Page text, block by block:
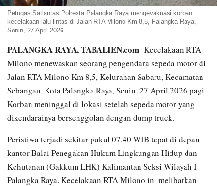
Petugas Satlantas Polresta Palangka Raya mengevakuasi korban
kecelakaan lalu lintas di Jalan RTA Milono Km 8,5, Palangka Raya,
Senin, 27 April 2026.
PALANGKA RAYA, TABALIEN.com Kecelakaan RTA
Milono menewaskan seorang pengendara sepeda motor di
Jalan RTA Milono Km 8,5, Kelurahan Sabaru, Kecamatan
Sebangau, Kota Palangka Raya, Senin, 27 April 2026 pagi.
Korban meninggal di lokasi setelah sepeda motor yang
dikendarainya bersenggolan dengan dump truck.
Peristiwa terjadi sekitar pukul 07.40 WIB tepat di depan
kantor Balai Penegakan Hukum Lingkungan Hidup dan
Kehutanan (Gakkum LHK) Kalimantan Seksi Wilayah I
Palangka Raya. Kecelakaan RTA Milono ini melibatkan